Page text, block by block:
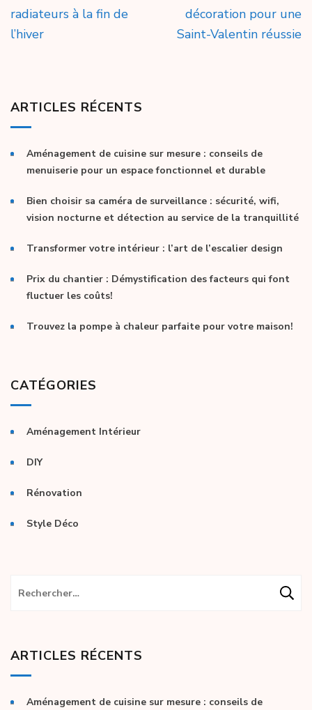
de
l’article
radiateurs à la fin de
l’hiver
décoration pour une
Saint-Valentin réussie
ARTICLES RÉCENTS
Aménagement de cuisine sur mesure : conseils de
menuiserie pour un espace fonctionnel et durable
Bien choisir sa caméra de surveillance : sécurité, wifi,
vision nocturne et détection au service de la tranquillité
Transformer votre intérieur : l’art de l’escalier design
Prix du chantier : Démystification des facteurs qui font
fluctuer les coûts!
Trouvez la pompe à chaleur parfaite pour votre maison!
CATÉGORIES
Aménagement Intérieur
DIY
Rénovation
Style Déco
Rechercher :
ARTICLES RÉCENTS
Aménagement de cuisine sur mesure : conseils de